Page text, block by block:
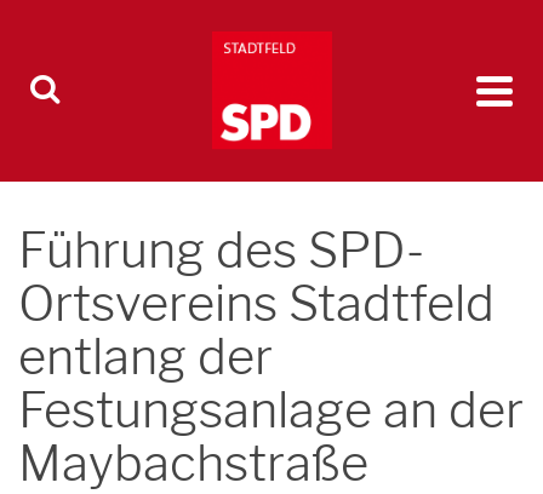
Führung des SPD-
Ortsvereins Stadtfeld
entlang der
Festungsanlage an der
Maybachstraße